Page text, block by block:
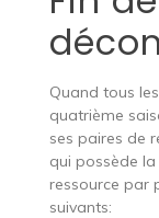
Quand tous
quatrième
ses paires de
qui possède
ressource par
suivants: